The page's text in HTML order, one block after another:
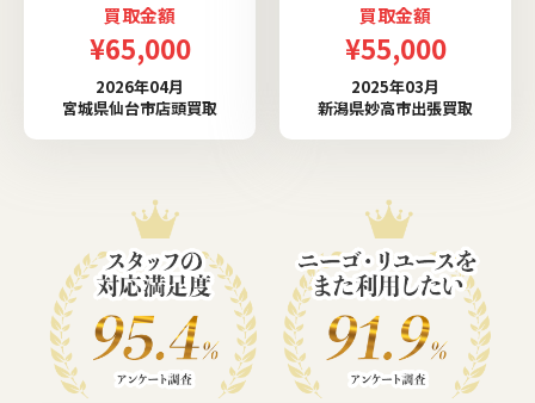
買取金額
¥65,000
2026年04月
宮城県仙台市店頭買取
買取金額
¥55,000
2025年03月
新潟県妙高市出張買取